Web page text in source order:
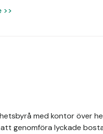
>>
med kontor över
genomföra lyckade